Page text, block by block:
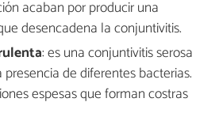
acaban por producir una
desencadena la conjuntivitis.
: es una conjuntivitis serosa
de diferentes bacterias.
espesas que forman costras